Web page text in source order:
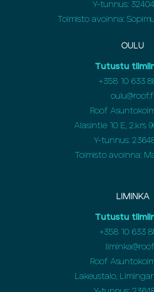
Y-tunnus:
Toimisto avoinna:
OULU
Tutustu
+358 10 633
oulu@roof.fi
Roof
Alasintie 10 E, 2.krs
Y-tunnus:
Toimisto avoinna:
LIMINKA
Tutustu
+35810 633
Roof
Lakeustalo,